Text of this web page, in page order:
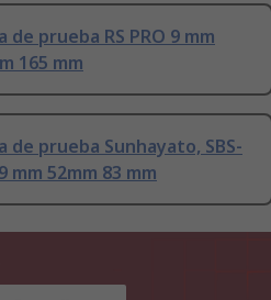
de prueba RS PRO 9 mm
165 mm
de prueba Sunhayato, SBS-
mm 52mm 83 mm